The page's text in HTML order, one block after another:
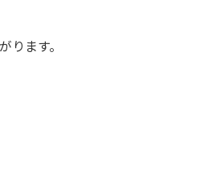
ます。